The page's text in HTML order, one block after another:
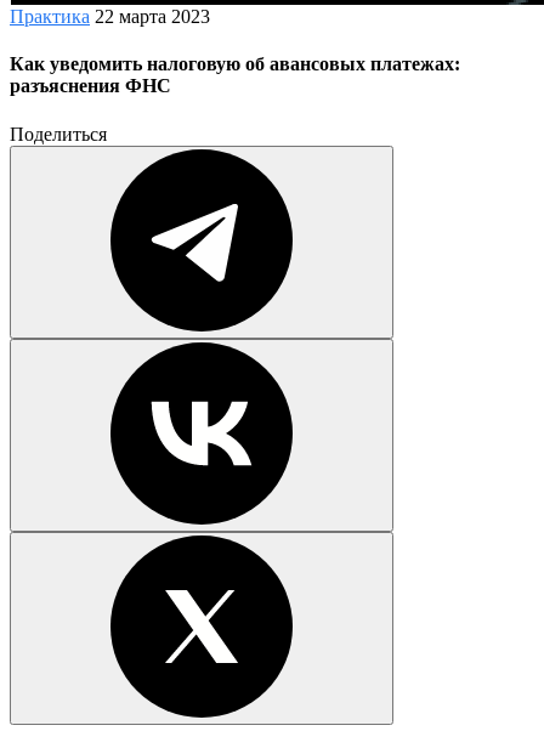
Практика 22 марта 2023
Как уведомить налоговую об авансовых платежах:
разъяснения ФНС
Поделиться